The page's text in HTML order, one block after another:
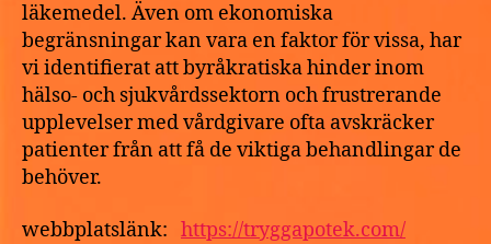
läkemedel. Även om ekonomiska
begränsningar kan vara en faktor för vissa, har
vi identifierat att byråkratiska hinder inom
hälso- och sjukvårdssektorn och frustrerande
upplevelser med vårdgivare ofta avskräcker
patienter från att få de viktiga behandlingar de
behöver.
webbplatslänk: https://tryggapotek.com/